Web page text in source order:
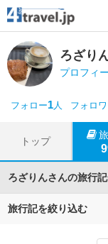
ろざり
プロフィ
フォロー1人 フォロ
トップ
ろざりんさんの旅行記
旅行記を絞り込む